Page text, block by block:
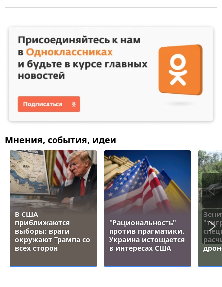
Мнения, события, идеи
В США
приближаются
выборы: враги
окружают Трампа со
всех сторон
"Рациональность"
против прагматики.
Украина истощается
в интересах США